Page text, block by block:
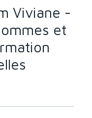
Viviane -
et